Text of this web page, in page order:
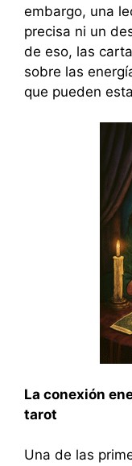
embargo, una
precisa ni un
de eso, las
sobre las
que pueden
La conexión
tarot
Una de las